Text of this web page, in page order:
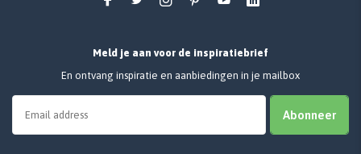
Meld je aan voor de inspiratiebrief
En ontvang inspiratie en aanbiedingen in je mailbox
Abonneer